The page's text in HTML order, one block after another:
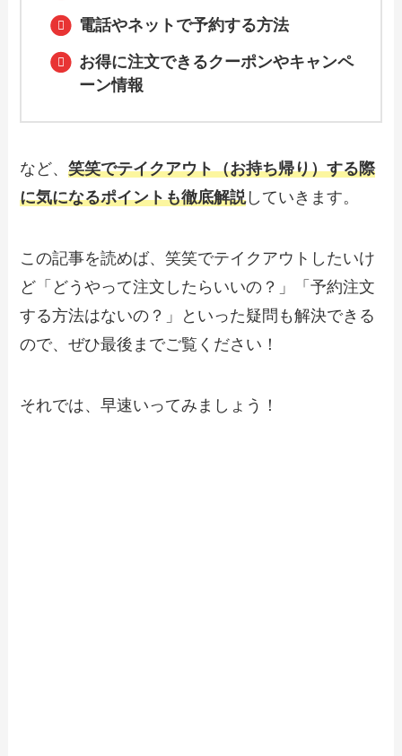
約・注文方法やクーポン情報も解説
【2024年最新】ピザクックのテイクアウ
【2024年最新】サンマルクカフェで人気
のテイクアウト（お持ち帰り）メニュー
は？おすすめ商品や予約・注文方法も紹
アウト（お持ち帰り）メニュー一覧！予
商品や予約・注文方法も紹介
電話やネットで予約する方法
お得に注文できるクーポンやキャンペ
ーン情報
など、笑笑でテイクアウト（お持ち帰り）する際
に気になるポイントも徹底解説していきます。
この記事を読めば、笑笑でテイクアウトしたいけ
ど「どうやって注文したらいいの？」「予約注文
する方法はないの？」といった疑問も解決できる
ので、ぜひ最後までご覧ください！
それでは、早速いってみましょう！